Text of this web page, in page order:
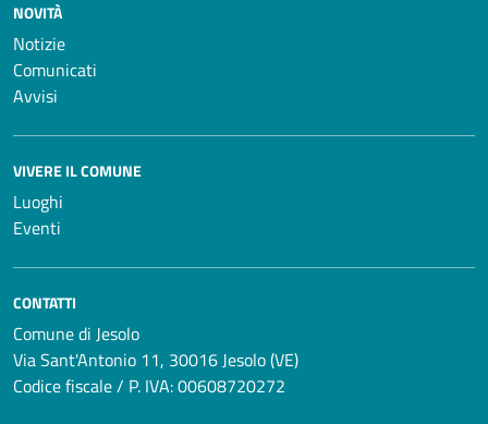
NOVITÀ
Notizie
Comunicati
Avvisi
VIVERE IL COMUNE
Luoghi
Eventi
CONTATTI
Comune di Jesolo
Via Sant'Antonio 11, 30016 Jesolo (VE)
Codice fiscale / P. IVA: 00608720272